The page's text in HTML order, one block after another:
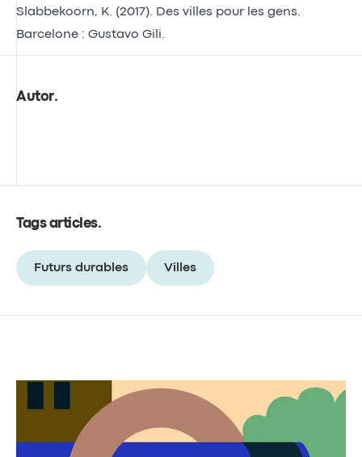
Slabbekoorn, K. (2017). Des villes pour les gens.
Barcelone : Gustavo Gili.
Autor.
Tags articles.
Futurs durables Villes